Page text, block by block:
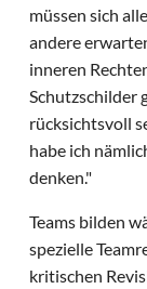
müssen sich
andere
inneren
Schutzschilder
rücksichtsvoll
habe ich
denken."
Teams bilden
spezielle
kritischen